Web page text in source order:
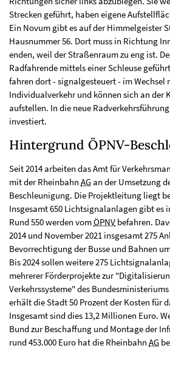
Strecken geführt, haben eigene
Ein Novum gibt es auf der Himmelgeister
Hausnummer 56. Dort muss in Richtung
enden, weil der Straßenraum zu eng ist.
Radfahrende mittels einer Schleuse
fahren dort - signalgesteuert - im
Individualverkehr und können sich an der
aufstellen. In die neue
investiert.
Hintergrund ÖPNV-
Seit 2014 arbeiten das Amt für
mit der Rheinbahn AGan der Umsetzung
Beschleunigung. Die Projektleitung liegt
Insgesamt 650 Lichtsignalanlagen gibt es
Rund 550 werden vomÖPNV befahren.
2014 und November 2021 insgesamt 275
Bevorrechtigung der Busse und Bahnen
Bis 2024 sollen weitere 275
mehrerer Förderprojekte zur
Verkehrssysteme" des
erhält die Stadt 50 Prozent der Kosten für
Insgesamt sind dies 13,2 Millionen Euro.
Bund zur Beschaffung und Montage der
rund 453.000 Euro hat die Rheinbahn AG